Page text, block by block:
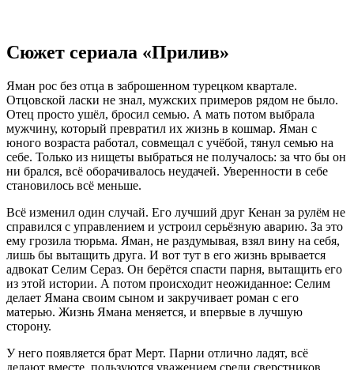
Сюжет сериала «Прилив»
Яман рос без отца в заброшенном турецком квартале.
Отцовской ласки не знал, мужских примеров рядом не было.
Отец просто ушёл, бросил семью. А мать потом выбрала
мужчину, который превратил их жизнь в кошмар. Яман с
юного возраста работал, совмещал с учёбой, тянул семью на
себе. Только из нищеты выбраться не получалось: за что бы он
ни брался, всё оборачивалось неудачей. Уверенности в себе
становилось всё меньше.
Всё изменил один случай. Его лучший друг Кенан за рулём не
справился с управлением и устроил серьёзную аварию. За это
ему грозила тюрьма. Яман, не раздумывая, взял вину на себя,
лишь бы вытащить друга. И вот тут в его жизнь врывается
адвокат Селим Сераз. Он берётся спасти парня, вытащить его
из этой истории. А потом происходит неожиданное: Селим
делает Ямана своим сыном и закручивает роман с его
матерью. Жизнь Ямана меняется, и впервые в лучшую
сторону.
У него появляется брат Мерт. Парни отлично ладят, всё